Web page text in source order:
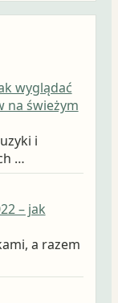
wyglądać
na świeżym
i
…
– jak
a razem